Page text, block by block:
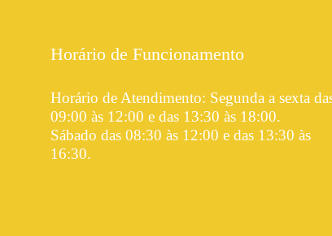
Horário de Funcionamento
Horário de Atendimento: Segunda a sexta
09:00 às 12:00 e das 13:30 às 18:00.
Sábado das 08:30 às 12:00 e das 13:30 às
16:30.